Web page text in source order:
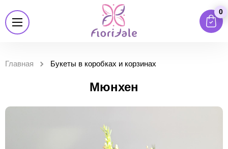
0
Главная Букеты в коробках и корзинах
Мюнхен